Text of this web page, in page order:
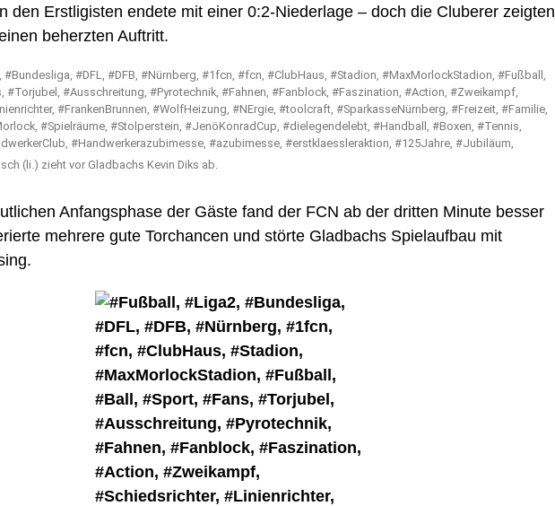
den Erstligisten endete mit einer 0:2-Niederlage – doch die Cluberer zeigten
beherzten Auftritt.
(li.) zieht vor Gladbachs Kevin Diks ab.
Anfangsphase der Gäste fand der FCN ab der dritten Minute besser
mehrere gute Torchancen und störte Gladbachs Spielaufbau mit